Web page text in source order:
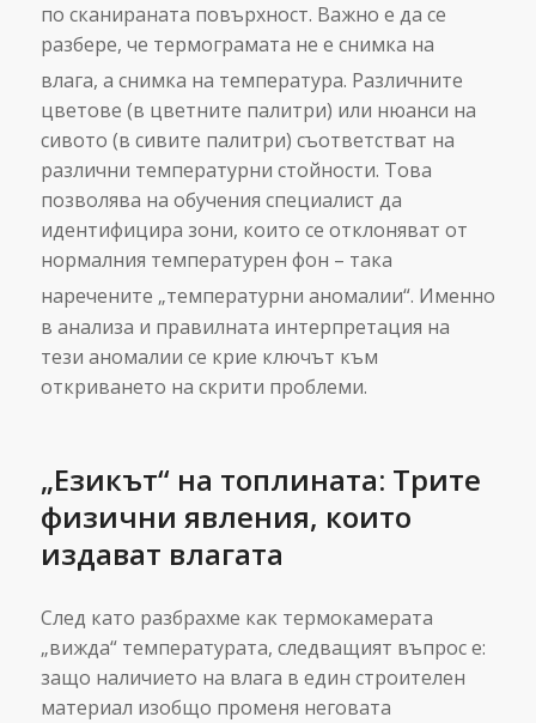
по сканираната повърхност. Важно е да се
разбере, че термограмата не е снимка на
влага, а снимка на температура. Различните
цветове (в цветните палитри) или нюанси на
сивото (в сивите палитри) съответстват на
различни температурни стойности. Това
позволява на обучения специалист да
идентифицира зони, които се отклоняват от
нормалния температурен фон – така
наречените „температурни аномалии“. Именно
в анализа и правилната интерпретация на
тези аномалии се крие ключът към
откриването на скрити проблеми.
„Езикът“ на топлината: Трите
физични явления, които
издават влагата
След като разбрахме как термокамерата
„вижда“ температурата, следващият въпрос е:
защо наличието на влага в един строителен
материал изобщо променя неговата